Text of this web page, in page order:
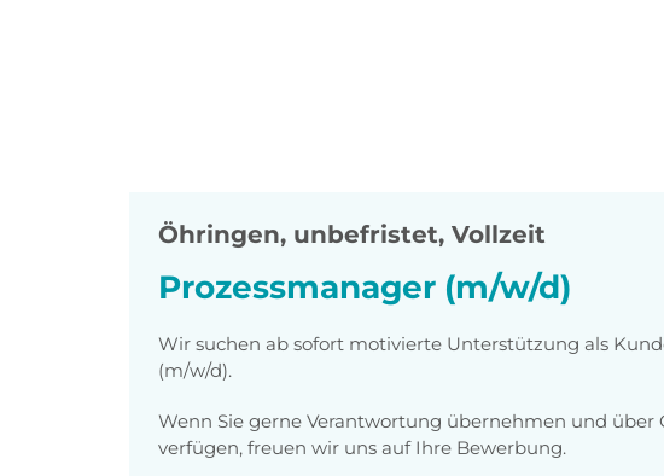
Öhringen, unbefristet, Vollzeit
Prozessmanager (m/w/d)
Wir suchen ab sofort motivierte Unterstützung als
(m/w/d).
Wenn Sie gerne Verantwortung übernehmen und über
verfügen, freuen wir uns auf Ihre Bewerbung.